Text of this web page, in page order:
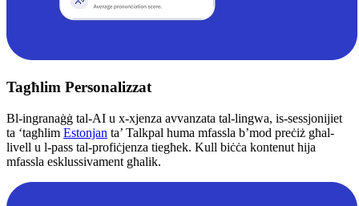
Tagħlim Personalizzat
Bl-ingranaġġ tal-AI u x-xjenza avvanzata tal-lingwa, is-sessjonijiet
ta ‘tagħlim Estonjan ta’ Talkpal huma mfassla b’mod preċiż għal-
livell u l-pass tal-profiċjenza tiegħek. Kull biċċa kontenut hija
mfassla esklussivament għalik.